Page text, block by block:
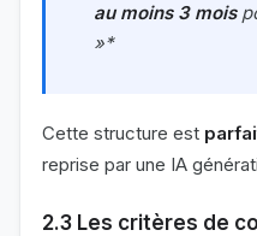
au moins 3 mois
»*
Cette structure est
reprise par une IA
2.3 Les critères de